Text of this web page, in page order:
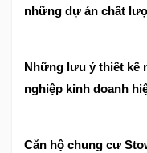
những dự án chất
Những lưu ý thiết kế
nghiệp kinh doanh
Căn hộ chung cư